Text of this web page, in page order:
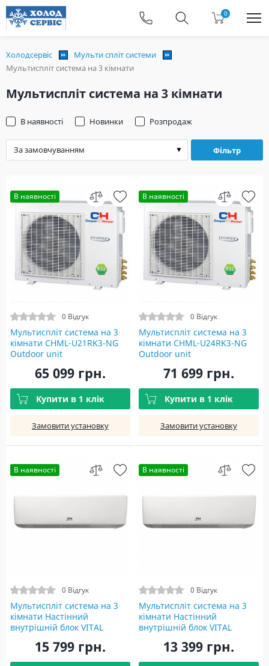
0
Холодсервіс
Мульти спліт системи
Мультиспліт система на 3 кімнати
Мультиспліт система на 3 кімнати
Фільтр
В наявності Новинки Розпродаж
В наявності
0 Відгук
Мультиспліт система на 3
кімнати CHML-U21RK3-NG
Outdoor unit
65 099 грн.
Купити в 1 клік
Замовити установку
В наявності
0 Відгук
Мультиспліт система на 3
кімнати CHML-U24RK3-NG
Outdoor unit
71 699 грн.
Купити в 1 клік
Замовити установку
В наявності
0 Відгук
Мультиспліт система на 3
кімнати Настінний
внутрішній блок VITAL
S18FTXF-NG(I)
15 799 грн.
В наявності
0 Відгук
Мультиспліт система на 3
кімнати Настінний
внутрішній блок VITAL
S12FTXF-NG(I)
13 399 грн.